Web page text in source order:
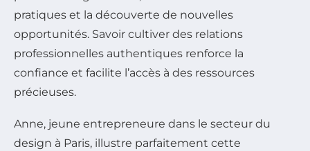
pratiques et la découverte de nouvelles
opportunités. Savoir cultiver des relations
professionnelles authentiques renforce la
confiance et facilite l’accès à des ressources
précieuses.
Anne, jeune entrepreneure dans le secteur du
design à Paris, illustre parfaitement cette